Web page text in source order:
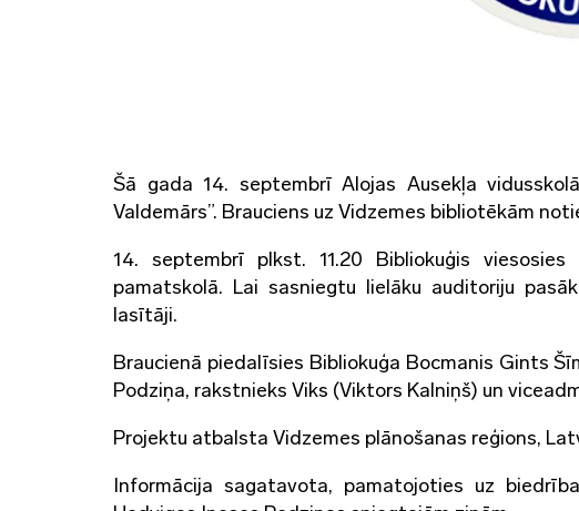
Šā gada 14. septembrī Alojas Ausekļa vidusskolā
Valdemārs”. Brauciens uz Vidzemes bibliotēkām
14. septembrī plkst. 11.20 Bibliokuģis
pamatskolā. Lai sasniegtu lielāku auditoriju
lasītāji.
Braucienā piedalīsies Bibliokuģa Bocmanis Gints
Podziņa, rakstnieks Viks (Viktors Kalniņš) un
Projektu atbalsta Vidzemes plānošanas reģions,
Informācija sagatavota, pamatojoties uz